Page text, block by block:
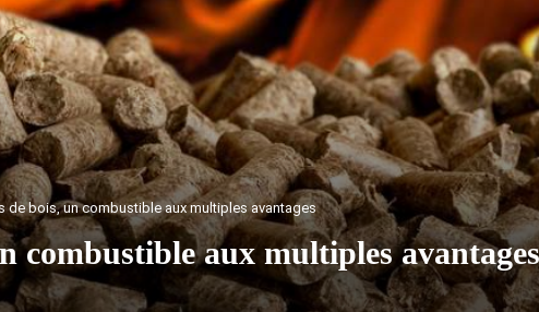
de bois, un combustible aux multiples avantages
combustible aux multiples avantages